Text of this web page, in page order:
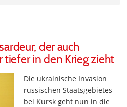
der auch
in den Krieg zieht
Die ukrainische Invasion
russischen Staatsgebietes
bei Kursk geht nun in die